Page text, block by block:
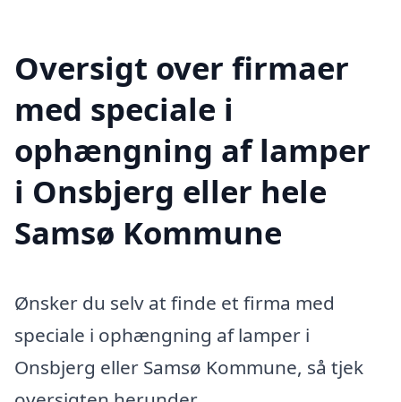
Oversigt over firmaer
med speciale i
ophængning af lamper
i Onsbjerg eller hele
Samsø Kommune
Ønsker du selv at finde et firma med
speciale i ophængning af lamper i
Onsbjerg eller Samsø Kommune, så tjek